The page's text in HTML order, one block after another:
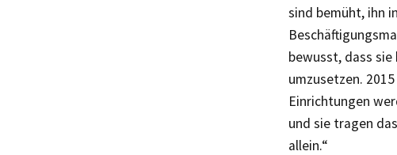
sind bemüht, ihn
bewusst, dass
umzusetzen.
Einrichtungen
und sie tragen
allein.“